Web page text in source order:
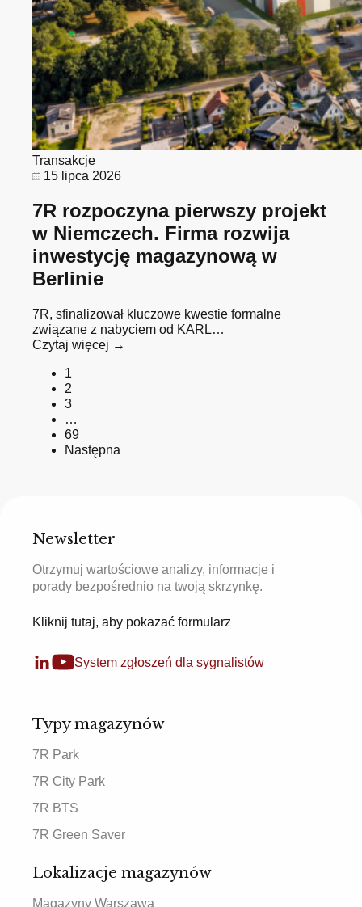
Transakcje
15 lipca 2026
7R rozpoczyna pierwszy projekt
w Niemczech. Firma rozwija
inwestycję magazynową w
Berlinie
7R, sfinalizował kluczowe kwestie formalne
związane z nabyciem od KARL…
Czytaj więcej →
1
2
3
…
69
Następna
Newsletter
Otrzymuj wartościowe analizy, informacje i
porady bezpośrednio na twoją skrzynkę.
Kliknij tutaj, aby pokazać formularz
System zgłoszeń dla sygnalistów
Typy magazynów
7R Park
7R City Park
7R BTS
7R Green Saver
Lokalizacje magazynów
Magazyny Warszawa